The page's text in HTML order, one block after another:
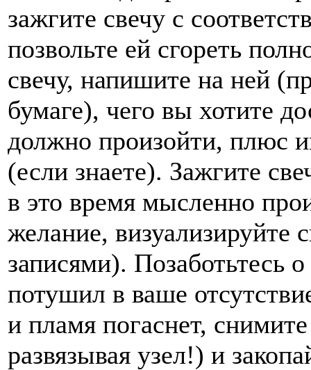
зажгите свечу с
позвольте ей сгореть
свечу, напишите на ней
бумаге), чего вы хотите
должно произойти, плюс
(если знаете). Зажгите
в это время мысленно
желание, визуализируйте
записями). Позаботьтесь
потушил в ваше
и пламя погаснет,
развязывая узел!) и